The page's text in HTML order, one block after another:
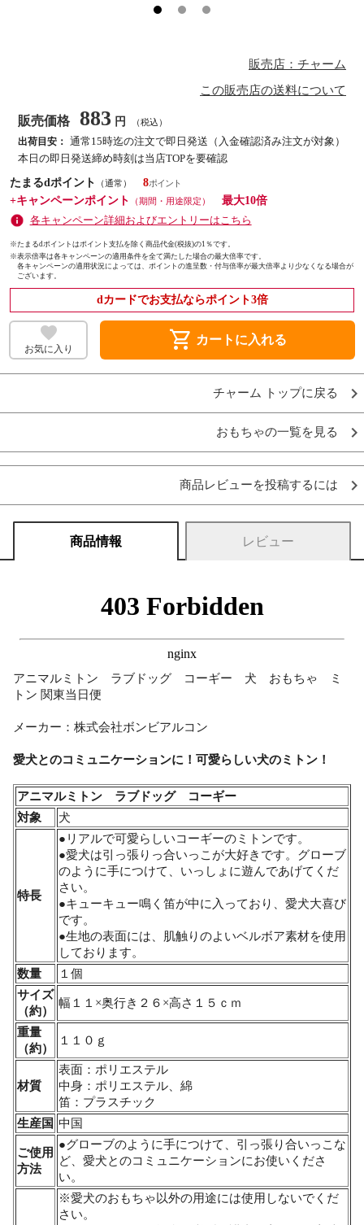
販売店：チャーム
この販売店の送料について
販売価格 883 円 （税込）
出荷目安： 通常15時迄の注文で即日発送（入金確認済み注文が対象）
本日の即日発送締め時刻は当店TOPを要確認
たまるdポイント
（通常）
8
+キャンペーンポイント
（期間・用途限定）
最大10倍
各キャンペーン詳細およびエントリーはこちら
※たまるdポイントはポイント支払を除く商品代金(税抜)の1％です。
※表示倍率は各キャンペーンの適用条件を全て満たした場合の最大倍率です。
各キャンペーンの適用状況によっては、ポイントの進呈数・付与倍率が最大倍率より少なくなる場合が
ございます。
dカードでお支払ならポイント3倍
お気に入り shopping_cart カートに入れる
チャーム トップに戻る
おもちゃの一覧を見る
商品レビューを投稿するには
商品情報 レビュー
アニマルミトン ラブドッグ コーギー 犬 おもちゃ ミ
トン 関東当日便
メーカー：株式会社ボンビアルコン
愛犬とのコミュニケーションに！可愛らしい犬のミトン！
アニマルミトン ラブドッグ コーギー
対象
犬
特長
●リアルで可愛らしいコーギーのミトンです。
●愛犬は引っ張りっ合いっこが大好きです。グローブ
のように手につけて、いっしょに遊んであげてくだ
さい。
●キューキュー鳴く笛が中に入っており、愛犬大喜び
です。
●生地の表面には、肌触りのよいベルボア素材を使用
しております。
数量
１個
サイズ
（約）
幅１１×奥行き２６×高さ１５ｃｍ
重量
（約）
１１０ｇ
材質
表面：ポリエステル
中身：ポリエステル、綿
笛：プラスチック
生産国 中国
ご使用
方法
●グローブのように手につけて、引っ張り合いっこな
ど、愛犬とのコミュニケーションにお使いくださ
い。
※愛犬のおもちゃ以外の用途には使用しないでくだ
さい。